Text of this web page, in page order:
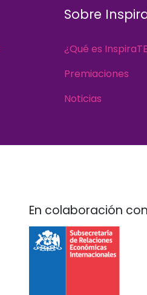
Sobre
¿Qué es
Premiaciones
Noticias
En colaboración con